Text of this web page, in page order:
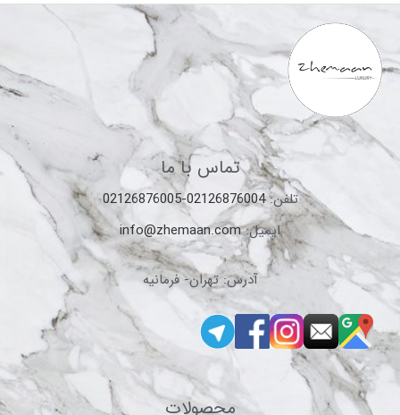
تماس با ما
تلفن:02126876004-02126876005
ایمیل:info@zhemaan.com
آدرس: تهران- فرمانیه
محصولات
شیرآلات ایتالیایی DANIEL